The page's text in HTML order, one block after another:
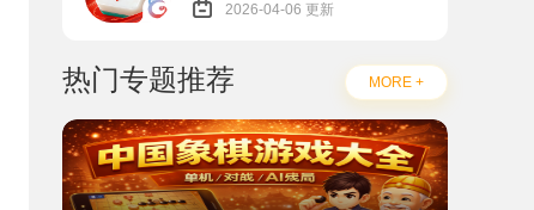
2026-04-06 更新
热门专题推荐 MORE +